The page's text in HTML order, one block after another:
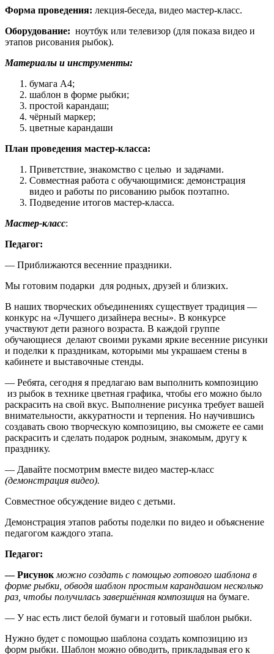
Форма проведения: лекция-беседа, видео мастер-класс.
Оборудование: ноутбук или телевизор (для показа видео и
этапов рисования рыбок).
Материалы и инструменты:
бумага А4;
шаблон в форме рыбки;
простой карандаш;
чёрный маркер;
цветные карандаши
План проведения мастер-класса:
Приветствие, знакомство с целью и задачами.
Совместная работа с обучающимися: демонстрация
видео и работы по рисованию рыбок поэтапно.
Подведение итогов мастер-класса.
Мастер-класс:
Педагог:
— Приближаются весенние праздники.
Мы готовим подарки для родных, друзей и близких.
В наших творческих объединениях существует традиция —
конкурс на «Лучшего дизайнера весны». В конкурсе
участвуют дети разного возраста. В каждой группе
обучающиеся делают своими руками яркие весенние рисунки
и поделки к праздникам, которыми мы украшаем стены в
кабинете и выставочные стенды.
— Ребята, сегодня я предлагаю вам выполнить композицию
из рыбок в технике цветная графика, чтобы его можно было
раскрасить на свой вкус. Выполнение рисунка требует вашей
внимательности, аккуратности и терпения. Но научившись
создавать свою творческую композицию, вы сможете ее сами
раскрасить и сделать подарок родным, знакомым, другу к
празднику.
— Давайте посмотрим вместе видео мастер-класс
(демонстрация видео).
Совместное обсуждение видео с детьми.
Демонстрация этапов работы поделки по видео и объяснение
педагогом каждого этапа.
Педагог:
— Рисунок можно создать с помощью готового шаблона в
форме рыбки, обводя шаблон простым карандашом несколько
раз, чтобы получилась завершённая композиция на бумаге.
— У нас есть лист белой бумаги и готовый шаблон рыбки.
Нужно будет с помощью шаблона создать композицию из
форм рыбки. Шаблон можно обводить, прикладывая его к